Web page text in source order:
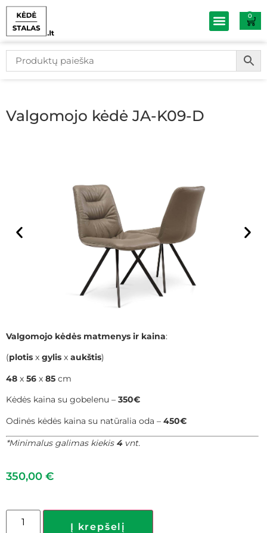
0
Valgomojo kėdė JA-K09-D
Valgomojo kėdės matmenys ir kaina:
(plotis x gylis x aukštis)
48 x 56 x 85 cm
Kėdės kaina su gobelenu – 350€
Odinės kėdės kaina su natūralia oda – 450€
*Minimalus galimas kiekis 4vnt.
350,00 €
Į krepšelį